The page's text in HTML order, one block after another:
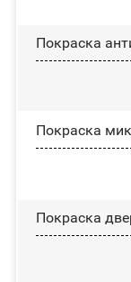
Покраска
Покраска
Покраска